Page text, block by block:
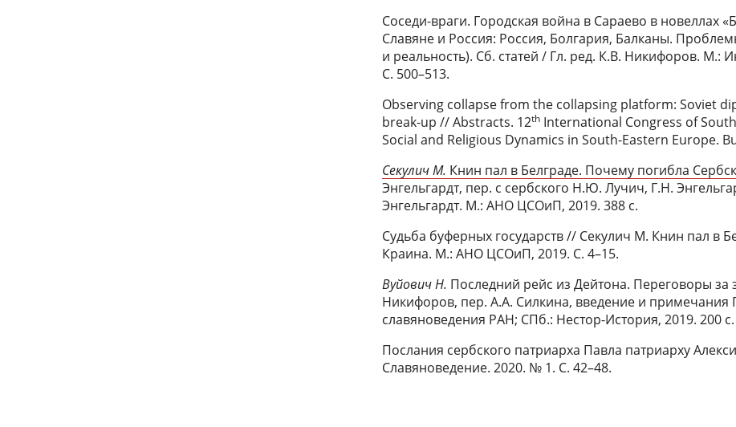
Соседи-враги. Городская война в Сараево в новеллах
Славяне и Россия: Россия, Болгария, Балканы.
и реальность). Сб. статей / Гл. ред. К.В. Никифоров. М.:
С. 500–513.
Observing collapse from the collapsing platform: Soviet
break-up // Abstracts. 12th International Congress of
Social and Religious Dynamics in South-Eastern Europe.
Секулич М. Книн пал в Белграде. Почему погибла
Энгельгардт, пер. с сербского Н.Ю. Лучич, Г.Н.
Энгельгардт. М.: АНО ЦСОиП, 2019. 388 с.
Судьба буферных государств // Секулич М. Книн пал в
Краина. М.: АНО ЦСОиП, 2019. С. 4–15.
Вуйович Н. Последний рейс из Дейтона. Переговоры
Никифоров, пер. А.А. Силкина, введение и примечания
славяноведения РАН; СПб.: Нестор-История, 2019. 200 с.
Послания сербского патриарха Павла патриарху
Славяноведение. 2020. № 1. С. 42–48.